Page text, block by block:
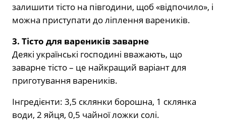
залишити тісто на півгодини, щоб «відпочило», і
можна приступати до ліплення вареників.
3. Тісто для вареників заварне
Деякі українські господині вважають, що
заварне тісто – це найкращий варіант для
приготування вареників.
Інгредієнти: 3,5 склянки борошна, 1 склянка
води, 2 яйця, 0,5 чайної ложки солі.